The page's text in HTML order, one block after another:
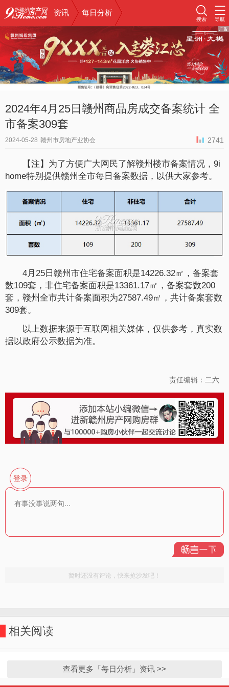
资讯 每日分析
搜索 导航
2024年4月25日赣州商品房成交备案统计 全
市备案309套
2024-05-28 赣州市房地产业协会 2741
【注】为了方便广大网民了解赣州楼市备案情况，9i
home特别提供赣州全市每日备案数据，以供大家参考。
4月25日赣州市住宅备案面积是14226.32㎡，备案套
数109套，非住宅备案面积是13361.17㎡，备案套数200
套，赣州全市共计备案面积为27587.49㎡，共计备案套数
309套。
以上数据来源于互联网相关媒体，仅供参考，真实数
据以政府公示数据为准。
责任编辑：二六
相关阅读
查看更多「每日分析」资讯 >>